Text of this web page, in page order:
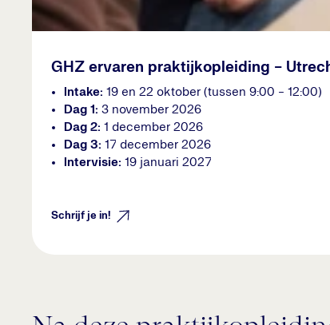
GHZ ervaren praktijkopleiding -
Intake: 19 en 22 oktober (tussen 9:00 - 12:00)
Dag 1: 3 november 2026
Dag 2: 1 december 2026
Dag 3: 17 december 2026
Intervisie: 19 januari 2027
Schrijf je in!